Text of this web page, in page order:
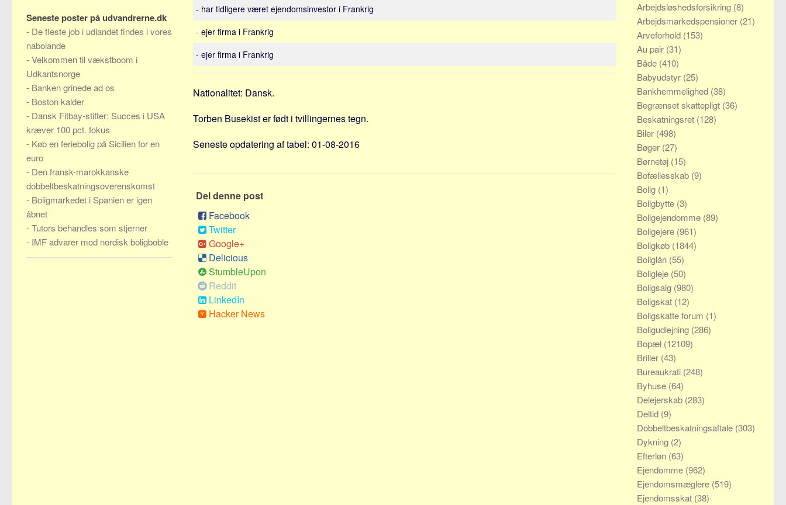
- har tidligere været ejendomsinvestor i Frankrig
- ejer firma i Frankrig
- ejer firma i Frankrig
Nationalitet: Dansk.
Torben Busekist er født i tvillingernes tegn.
Seneste opdatering af tabel: 01-08-2016
Del denne post
Facebook
Twitter
Google+
Delicious
StumbleUpon
Reddit
LinkedIn
Hacker News
Seneste poster på udvandrerne.dk
- De fleste job i udlandet findes i vores
nabolande
-Velkommen til vækstboom i
Udkantsnorge
- Banken grinede ad os
- Boston kalder
- Dansk Fitbay-stifter: Succes i USA
kræver 100 pct. fokus
- Køb en feriebolig på Sicilien for en
euro
- Den fransk-marokkanske
dobbeltbeskatningsoverenskomst
- Boligmarkedet i Spanien er igen
åbnet
-Tutors behandles som stjerner
- IMF advarer mod nordisk boligboble
Arbejdsløshedsforsikring (8)
Arbejdsmarkedspensioner (21)
Arveforhold (153)
Au pair (31)
Både (410)
Babyudstyr (25)
Bankhemmelighed (38)
Begrænset skattepligt (36)
Beskatningsret (128)
Biler (498)
Bøger (27)
Børnetøj (15)
Bofællesskab (9)
Bolig (1)
Boligbytte (3)
Boligejendomme (89)
Boligejere (961)
Boligkøb (1844)
Boliglån (55)
Boligleje (50)
Boligsalg (980)
Boligskat (12)
Boligskatte forum (1)
Boligudlejning (286)
Bopæl (12109)
Briller (43)
Bureaukrati (248)
Byhuse (64)
Delejerskab (283)
Deltid (9)
Dobbeltbeskatningsaftale (303)
Dykning (2)
Efterløn (63)
Ejendomme (962)
Ejendomsmæglere (519)
Ejendomsskat (38)